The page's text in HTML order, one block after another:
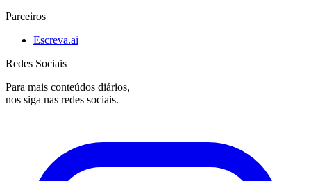
Parceiros
Escreva.ai
Redes Sociais
Para mais conteúdos diários,
nos siga nas redes sociais.